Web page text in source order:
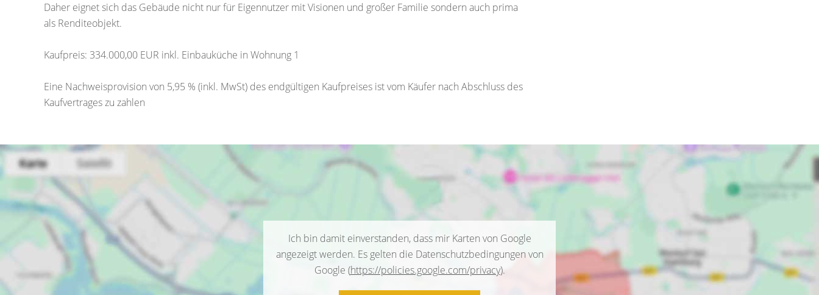
Daher eignet sich das Gebäude nicht nur für Eigennutzer mit Visionen und großer Familie sondern auch prima
als Renditeobjekt.
Kaufpreis: 334.000,00 EUR inkl. Einbauküche in Wohnung 1
Eine Nachweisprovision von 5,95 % (inkl. MwSt) des endgültigen Kaufpreises ist vom Käufer nach Abschluss des
Kaufvertrages zu zahlen
Ich bin damit einverstanden, dass mir Karten von Google
angezeigt werden. Es gelten die Datenschutzbedingungen von
Google (https://policies.google.com/privacy).